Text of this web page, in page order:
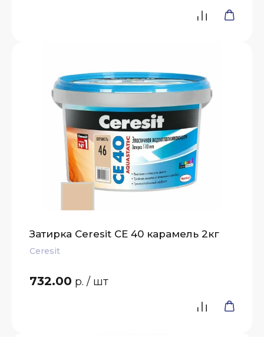
Затирка Ceresit СЕ 40 карамель 2кг
Ceresit
732.00 р. / шт